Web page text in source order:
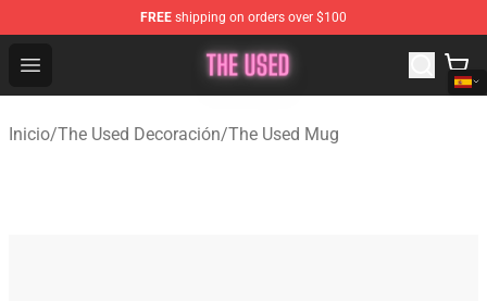
FREE shipping on orders over $100
Open menu
The Used Store - Official The Used Merchandise Shop
Inicio/The Used Decoración/The Used Mug